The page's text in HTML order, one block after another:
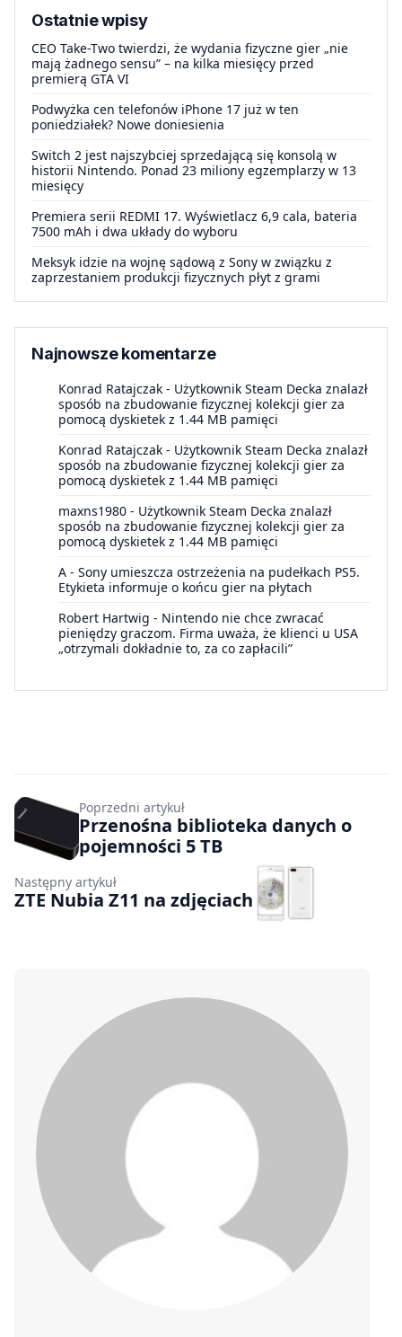
Ostatnie wpisy
CEO Take-Two twierdzi, że wydania fizyczne gier „nie
mają żadnego sensu” – na kilka miesięcy przed
premierą GTA VI
Podwyżka cen telefonów iPhone 17 już w ten
poniedziałek? Nowe doniesienia
Switch 2 jest najszybciej sprzedającą się konsolą w
historii Nintendo. Ponad 23 miliony egzemplarzy w 13
miesięcy
Premiera serii REDMI 17. Wyświetlacz 6,9 cala, bateria
7500 mAh i dwa układy do wyboru
Meksyk idzie na wojnę sądową z Sony w związku z
zaprzestaniem produkcji fizycznych płyt z grami
Najnowsze komentarze
Konrad Ratajczak - Użytkownik Steam Decka znalazł
sposób na zbudowanie fizycznej kolekcji gier za
pomocą dyskietek z 1.44 MB pamięci
Konrad Ratajczak - Użytkownik Steam Decka znalazł
sposób na zbudowanie fizycznej kolekcji gier za
pomocą dyskietek z 1.44 MB pamięci
maxns1980 - Użytkownik Steam Decka znalazł
sposób na zbudowanie fizycznej kolekcji gier za
pomocą dyskietek z 1.44 MB pamięci
A - Sony umieszcza ostrzeżenia na pudełkach PS5.
Etykieta informuje o końcu gier na płytach
Robert Hartwig - Nintendo nie chce zwracać
pieniędzy graczom. Firma uważa, że klienci u USA
„otrzymali dokładnie to, za co zapłacili”
Poprzedni artykuł
Przenośna biblioteka danych o
pojemności 5 TB
Następny artykuł
ZTE Nubia Z11 na zdjęciach